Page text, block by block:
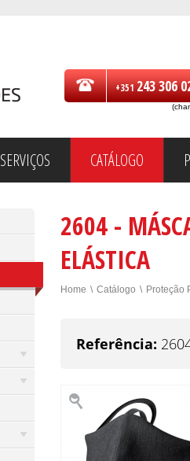
+351243 306
SERVIÇOS CATÁLOGO
2604 -
ELÁSTICA
Home \ Catálogo \ Proteção
Referência: